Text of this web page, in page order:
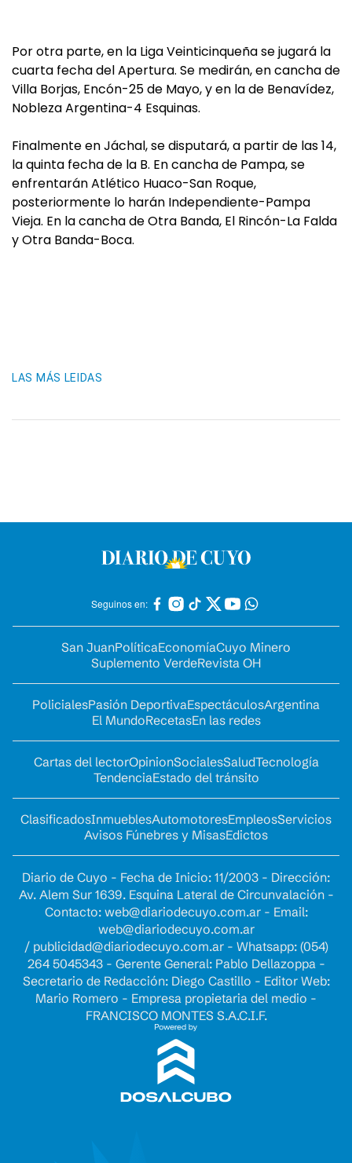
Por otra parte, en la Liga Veinticinqueña se jugará la
cuarta fecha del Apertura. Se medirán, en cancha de
Villa Borjas, Encón-25 de Mayo, y en la de Benavídez,
Nobleza Argentina-4 Esquinas.
Finalmente en Jáchal, se disputará, a partir de las 14,
la quinta fecha de la B. En cancha de Pampa, se
enfrentarán Atlético Huaco-San Roque,
posteriormente lo harán Independiente-Pampa
Vieja. En la cancha de Otra Banda, El Rincón-La Falda
y Otra Banda-Boca.
LAS MÁS LEIDAS
Seguinos en:
San JuanPolíticaEconomíaCuyo Minero
Suplemento VerdeRevista OH
PolicialesPasión DeportivaEspectáculosArgentina
El MundoRecetasEn las redes
Cartas del lectorOpinionSocialesSaludTecnología
TendenciaEstado del tránsito
ClasificadosInmueblesAutomotoresEmpleosServicios
Avisos Fúnebres y MisasEdictos
Diario de Cuyo - Fecha de Inicio: 11/2003 - Dirección:
Av. Alem Sur 1639. Esquina Lateral de Circunvalación -
Contacto: web@diariodecuyo.com.ar- Email:
web@diariodecuyo.com.ar
/ publicidad@diariodecuyo.com.ar- Whatsapp: (054)
264 5045343 - Gerente General: Pablo Dellazoppa -
Secretario de Redacción: Diego Castillo - Editor Web:
Mario Romero - Empresa propietaria del medio -
FRANCISCO MONTES S.A.C.I.F.